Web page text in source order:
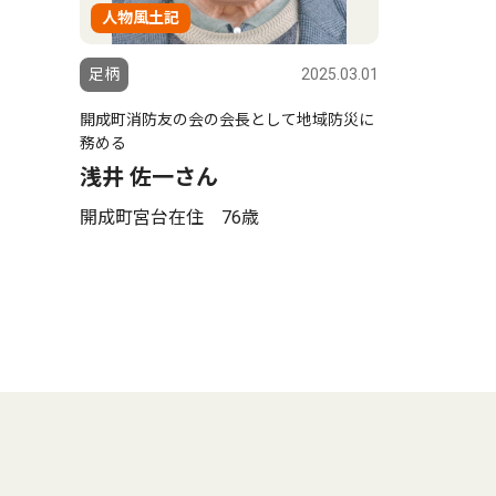
人物風土記
足柄 2025.03.01
開成町消防友の会の会長として地域防災に
務める
浅井 佐一さん
開成町宮台在住 76歳